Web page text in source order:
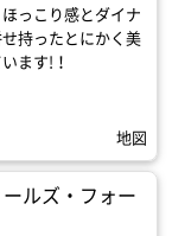
っこり感とダイナ
持ったとにかく美
ます!！
地図
ルズ・フォー